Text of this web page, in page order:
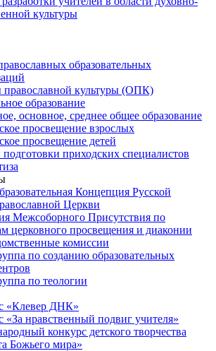
культуры
образовательных
культуры (ОПК)
образование
основное, среднее общее образование
просвещение взрослых
просвещение детей
приходских специалистов
Концепция Русской
Церкви
Межсоборного Присутствия по
церковного просвещения и диаконии
комиссии
по созданию образовательных
по теологии
«Клевер ДНК»
«За нравственный подвиг учителя»
конкурс детского творчества
Божьего мира»